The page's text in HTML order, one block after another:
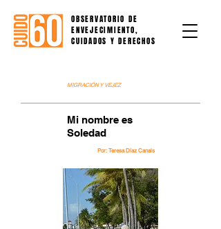
OBSERVATORIO DE
ENVEJECIMIENTO,
CUIDADOS Y DERECHOS
MIGRACIÓN Y VEJEZ
Mi nombre es
Soledad
Por: Teresa Díaz Canals